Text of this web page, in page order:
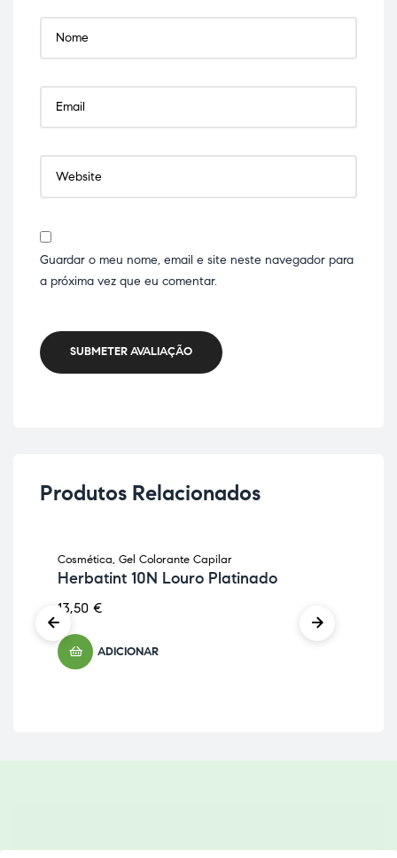
Guardar o meu nome, email e site neste navegador para
a próxima vez que eu comentar.
SUBMETER AVALIAÇÃO
Produtos Relacionados
Cosmética, Gel Colorante Capilar
Herbatint 10N Louro Platinado
13,50 €
ADICIONAR